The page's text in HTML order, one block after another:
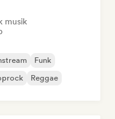
musik
Funk
Reggae